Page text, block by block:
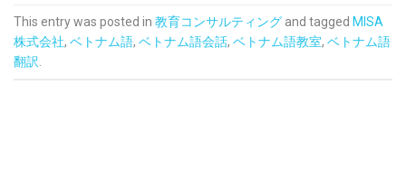
This entry was posted in 教育コンサルティング and tagged MISA
株式会社, ベトナム語, ベトナム語会話, ベトナム語教室, ベトナム語
翻訳